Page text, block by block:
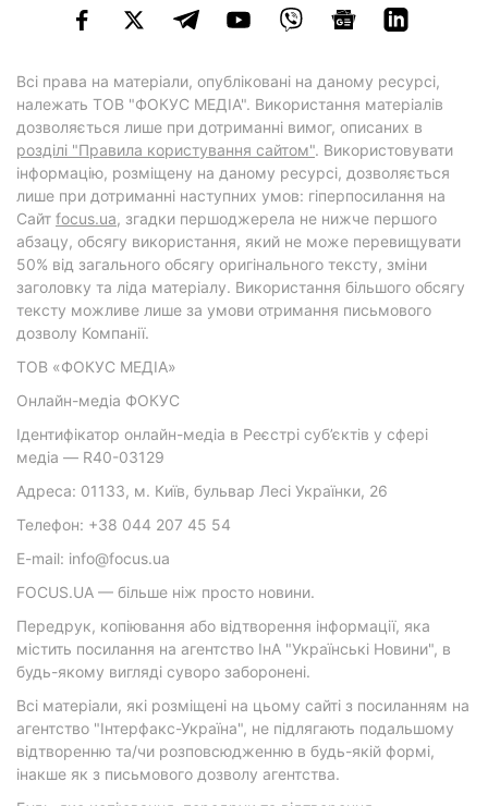
Всі права на матеріали, опубліковані на даному ресурсі,
належать ТОВ "ФОКУС МЕДІА". Використання матеріалів
дозволяється лише при дотриманні вимог, описаних в
розділі "Правила користування сайтом". Використовувати
інформацію, розміщену на даному ресурсі, дозволяється
лише при дотриманні наступних умов: гіперпосилання на
Cайт focus.ua, згадки першоджерела не нижче першого
абзацу, обсягу використання, який не може перевищувати
50% від загального обсягу оригінального тексту, зміни
заголовку та ліда матеріалу. Використання більшого обсягу
тексту можливе лише за умови отримання письмового
дозволу Компанії.
ТОВ «ФОКУС МЕДІА»
Онлайн-медіа ФОКУС
Ідентифікатор онлайн-медіа в Реєстрі суб’єктів у сфері
медіа — R40-03129
Адреса: 01133, м. Київ, бульвар Лесі Українки, 26
Телефон: +38 044 207 45 54
E-mail: info@focus.ua
FOCUS.UA — більше ніж просто новини.
Передрук, копіювання або відтворення інформації, яка
містить посилання на агентство ІнА "Українські Новини", в
будь-якому вигляді суворо заборонені.
Всі матеріали, які розміщені на цьому сайті з посиланням на
агентство "Інтерфакс-Україна", не підлягають подальшому
відтворенню та/чи розповсюдженню в будь-якій формі,
інакше як з письмового дозволу агентства.